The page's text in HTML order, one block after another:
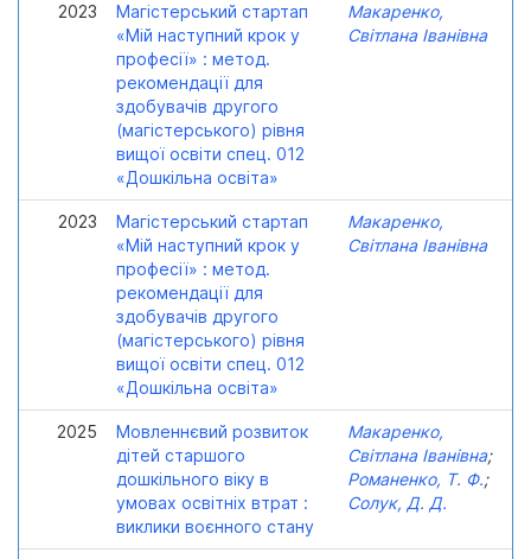
2023
Магістерський стартап
«Мій наступний крок у
професії» : метод.
рекомендації для
здобувачів другого
(магістерського) рівня
вищої освіти спец. 012
«Дошкільна освіта»
Макаренко,
Світлана Іванівна
2023
Магістерський стартап
«Мій наступний крок у
професії» : метод.
рекомендації для
здобувачів другого
(магістерського) рівня
вищої освіти спец. 012
«Дошкільна освіта»
Макаренко,
Світлана Іванівна
2025
Мовленнєвий розвиток
дітей старшого
дошкільного віку в
умовах освітніх втрат :
виклики воєнного стану
Макаренко,
Світлана Іванівна;
Романенко, Т. Ф.;
Солук, Д. Д.